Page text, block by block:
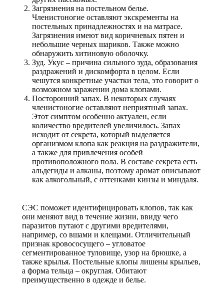
Загрязнения на постельном белье.
Членистоногие оставляют экскременты на
постельных принадлежностях и на матрасе.
Загрязнения имеют вид коричневых пятен и
небольшие черных шариков. Также можно
обнаружить хитиновую оболочку.
Зуд. Укус – причина сильного зуда, образования
раздражений и дискомфорта в целом. Если
чешутся конкретные участки тела, это говорит о
возможном заражении дома клопами.
Посторонний запах. В некоторых случаях
членистоногие оставляют неприятный запах.
Этот симптом особенно актуален, если
количество вредителей увеличилось. Запах
исходит от секрета, который выделяется
организмом клопа как реакция на раздражители,
а также для привлечения особей
противоположного пола. В составе секрета есть
альдегиды и алканы, поэтому аромат описывают
как алкогольный, с оттенками кинзы и миндаля.
СЭС поможет идентифицировать клопов, так как
они меняют вид в течение жизни, ввиду чего
паразитов путают с другими вредителями,
например, со вшами и клещами. Отличительный
признак кровососущего – угловатое
сегментированное туловище, узор на брюшке, а
также крылья. Постельные клопы лишены крыльев,
а форма тельца – округлая. Обитают
преимущественно в одежде и белье.